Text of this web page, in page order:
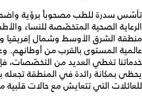
تأسّس سدرة للطب مصحوباً برؤية
الرعاية الصحية المتخصّصة للنساء
منطقة الشرق الأوسط وشمال إفريقيا
عالمية المستوى بالقرب من أوطانهم.
خدماتنا تغطي العديد من التخصّصات،
يحظى بمكانة رائدة في المنطقة تجعله
للعائلات التي تتعايش مع حالات قلبية